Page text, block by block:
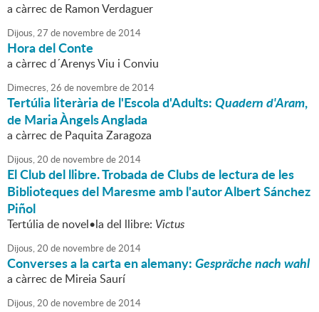
a càrrec de Ramon Verdaguer
Dijous,27 de novembrede2014
Hora del Conte
a càrrec d´Arenys Viu i Conviu
Dimecres,26 de novembrede2014
Tertúlia literària de l'Escola d'Adults:Quadern d'Aram,
de Maria Àngels Anglada
a càrrec de Paquita Zaragoza
Dijous,20 de novembrede2014
El Club del llibre. Trobada de Clubs de lectura de les
Biblioteques del Maresme amb l'autor Albert Sánchez
Piñol
Tertúlia de novel•la del llibre: Victus
Dijous,20 de novembrede2014
Converses a la carta en alemany:Gespräche nach wahl
a càrrec de Mireia Saurí
Dijous,20 de novembrede2014